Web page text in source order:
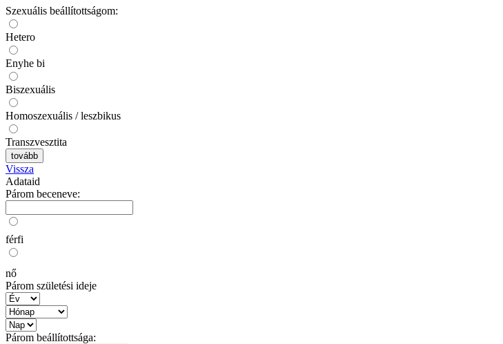
Szexuális beállítottságom:
Hetero
Enyhe bi
Biszexuális
Homoszexuális / leszbikus
Transzvesztita
tovább
Vissza
Adataid
Párom beceneve:
férfi
nő
Párom születési ideje
Párom beállítottsága: